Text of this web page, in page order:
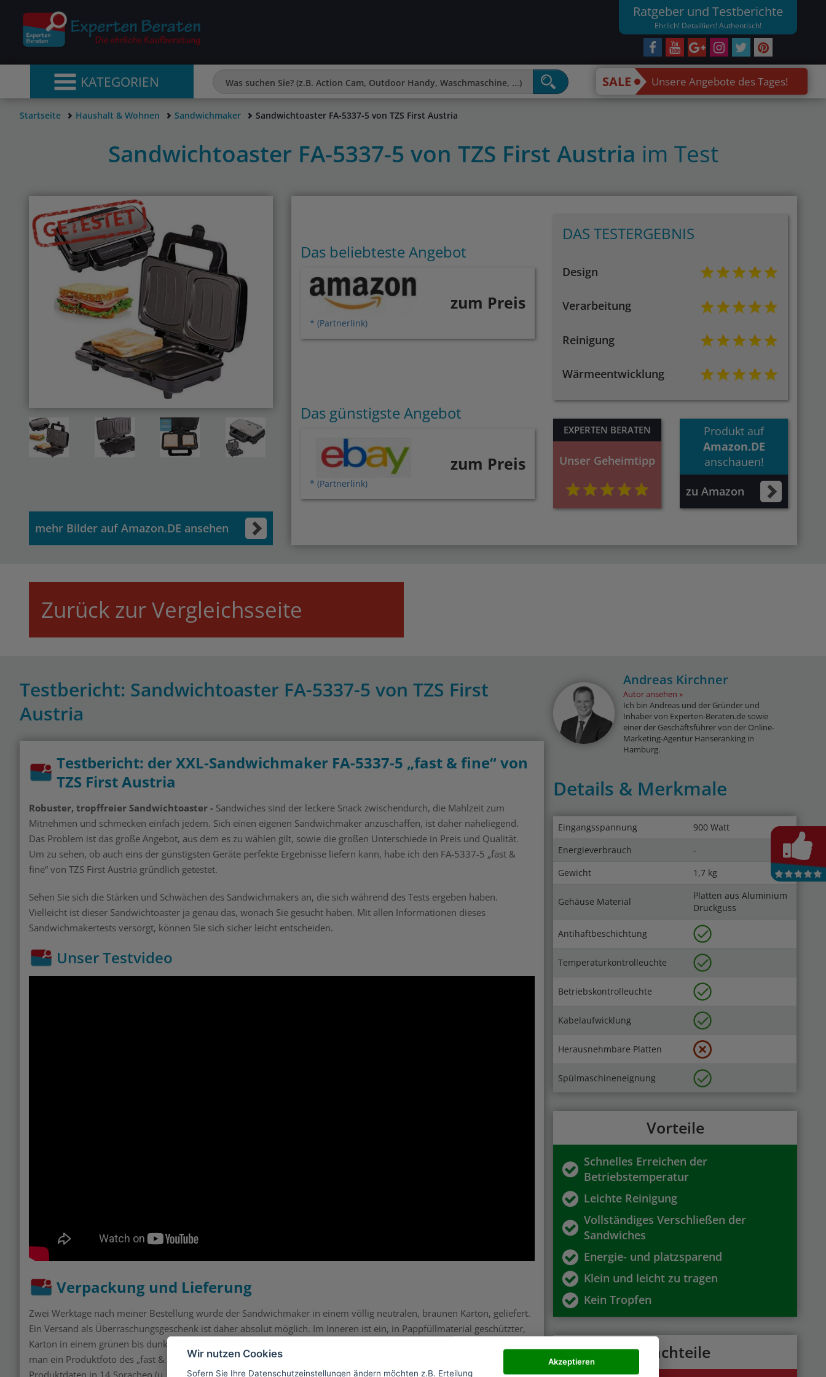
Ratgeber und Testberichte
Ehrlich! Detailliert! Authentisch!
KATEGORIEN SALE Unsere Angebote des Tages!
Startseite Haushalt & Wohnen Sandwichmaker Sandwichtoaster FA-5337-5 von TZS First Austria
Sandwichtoaster FA-5337-5 von TZS First Austria im Test
mehr Bilder auf Amazon.DE ansehen
Das beliebteste Angebot
* (Partnerlink)
zum Preis
Das günstigste Angebot
* (Partnerlink)
zum Preis
DAS TESTERGEBNIS
Design
Verarbeitung
Reinigung
Wärmeentwicklung
EXPERTEN BERATEN
Unser Geheimtipp
Produkt auf
Amazon.DE
anschauen!
zu Amazon
Zurück zur Vergleichsseite
Testbericht: Sandwichtoaster FA-5337-5 von TZS First
Austria
Testbericht: der XXL-Sandwichmaker FA-5337-5 „fast & fine“ von
TZS First Austria
Robuster, tropffreier Sandwichtoaster - Sandwiches sind der leckere Snack zwischendurch, die Mahlzeit zum
Mitnehmen und schmecken einfach jedem. Sich einen eigenen Sandwichmaker anzuschaffen, ist daher naheliegend.
Das Problem ist das große Angebot, aus dem es zu wählen gilt, sowie die großen Unterschiede in Preis und Qualität.
Um zu sehen, ob auch eins der günstigsten Geräte perfekte Ergebnisse liefern kann, habe ich den FA-5337-5 „fast &
fine“ von TZS First Austria gründlich getestet.
Sehen Sie sich die Stärken und Schwächen des Sandwichmakers an, die sich während des Tests ergeben haben.
Vielleicht ist dieser Sandwichtoaster ja genau das, wonach Sie gesucht haben. Mit allen Informationen dieses
Sandwichmakertests versorgt, können Sie sich sicher leicht entscheiden.
Unser Testvideo
Verpackung und Lieferung
Zwei Werktage nach meiner Bestellung wurde der Sandwichmaker in einem völlig neutralen, braunen Karton, geliefert.
Ein Versand als Überraschungsgeschenk ist daher absolut möglich. Im Inneren ist ein, in Pappfüllmaterial geschützter,
Karton in einem grünen bis dunkelgrünen Farbverlauf und Schwarz. Auf der Oberseite sowie vorne und hinten sieht
man ein Produktfoto des „fast & fine“ mit einer kurzen Erläuterung der Highlights. An den beiden Seiten stehen die
Andreas Kirchner
Autor ansehen
Ich bin Andreas und der Gründer und
Inhaber von Experten-Beraten.de sowie
einer der Geschäftsführer von der Online-
Marketing-Agentur Hanseranking in
Hamburg.
Details & Merkmale
Eingangsspannung
900 Watt
Energieverbrauch
-
Gewicht
1,7 kg
Gehäuse Material
Platten aus Aluminium
Druckguss
Antihaftbeschichtung
Temperaturkontrolleuchte
Betriebskontrolleuchte
Kabelaufwicklung
Herausnehmbare Platten
Spülmaschineneignung
Vorteile
Schnelles Erreichen der
Betriebstemperatur
Leichte Reinigung
Vollständiges Verschließen der
Sandwiches
Energie- und platzsparend
Klein und leicht zu tragen
Kein Tropfen
Nachteile
Wir nutzen Cookies
Sofern Sie Ihre Datenschutzeinstellungen ändern möchten z.B. Erteilung
Akzeptieren